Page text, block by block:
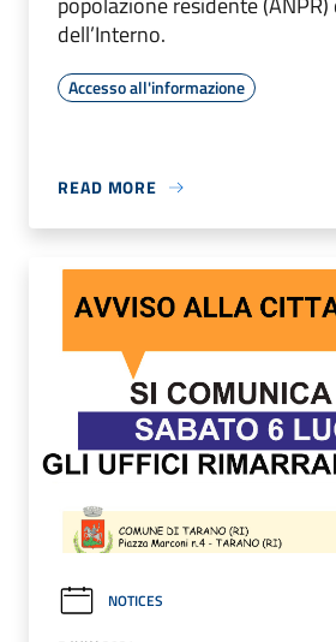
dell’Interno.
Accesso all'informazione
READ MORE
NOTICES